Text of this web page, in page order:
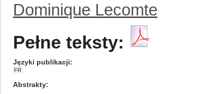
Dominique Lecomte
Pełne teksty:
Języki publikacji
FR
Abstrakty